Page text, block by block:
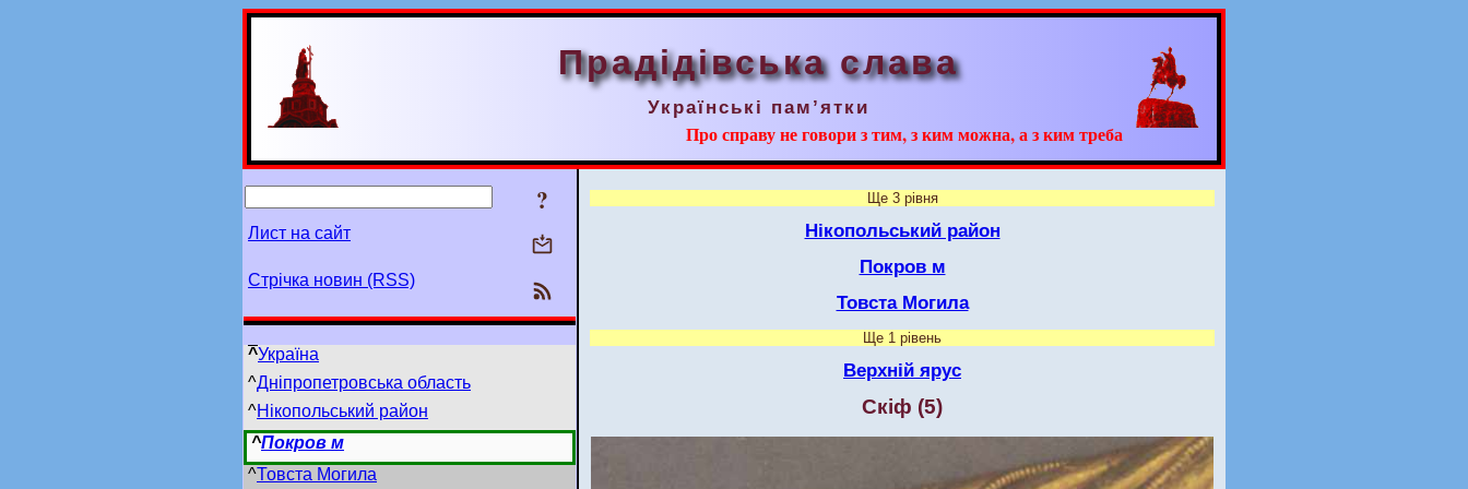
Прадідівська слава
Українські пам’ятки
Про справу не говори з тим, з ким можна, а з ким треба
?
Лист на сайт
Стрічка новин (RSS)
^Україна
^Дніпропетровська область
^Нікопольський район
^Покров м
^Товста Могила
Ще 3 рівня
Нікопольський район
Покров м
Товста Могила
Ще 1 рівень
Верхній ярус
Скіф (5)